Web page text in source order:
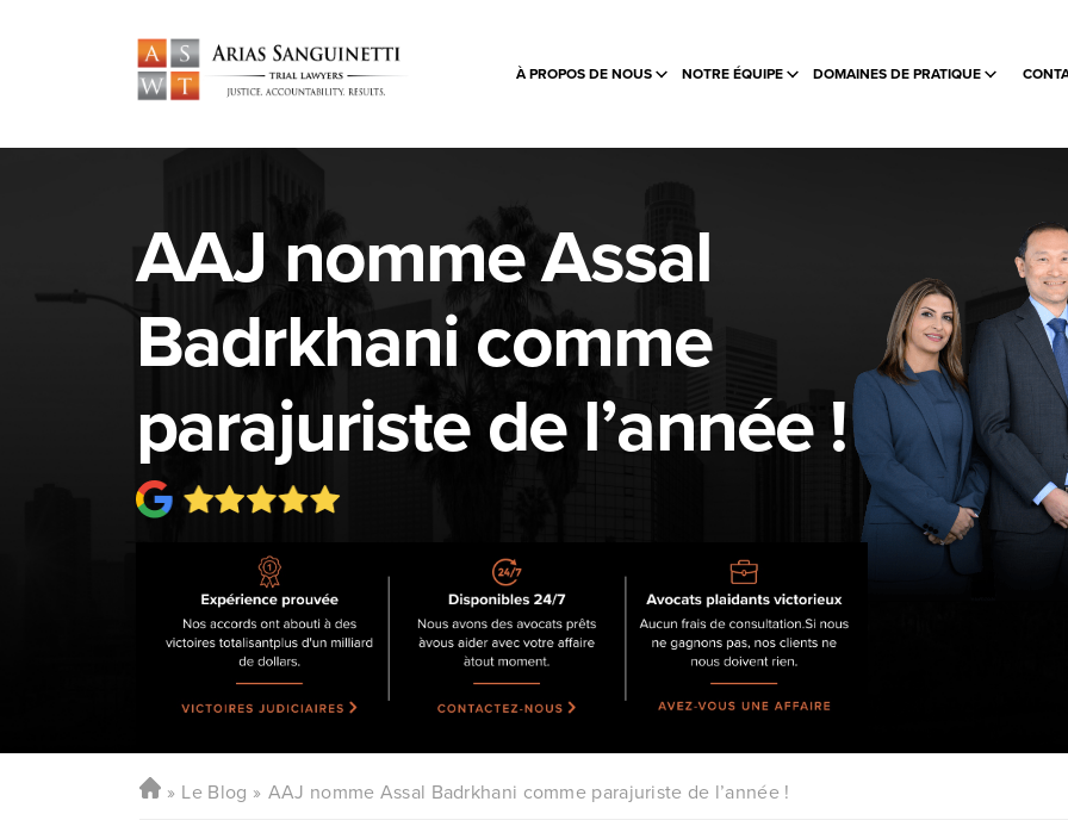
À PROPOS DE NOUS NOTRE ÉQUIPE DOMAINES DE PRATIQUE
AAJ nomme Assal
Badrkhani comme
parajuriste de l’année !
Le Blog AAJ nomme Assal Badrkhani comme parajuriste de l’année !